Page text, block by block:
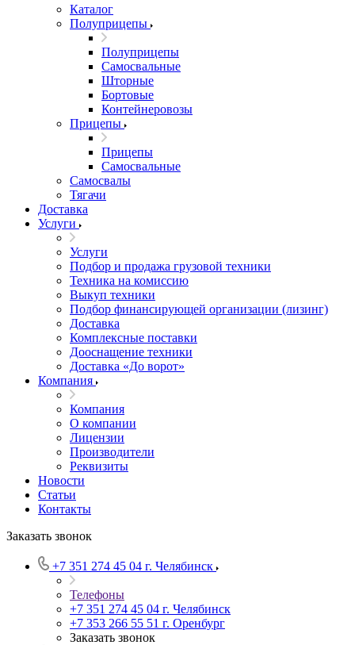
Каталог
Полуприцепы
Полуприцепы
Самосвальные
Шторные
Бортовые
Контейнеровозы
Прицепы
Прицепы
Самосвальные
Самосвалы
Тягачи
Доставка
Услуги
Услуги
Подбор и продажа грузовой техники
Техника на комиссию
Выкуп техники
Подбор финансирующей организации (лизинг)
Доставка
Комплексные поставки
Дооснащение техники
Доставка «До ворот»
Компания
Компания
О компании
Лицензии
Производители
Реквизиты
Новости
Статьи
Контакты
Заказать звонок
+7 351 274 45 04 г. Челябинск
Телефоны
+7 351 274 45 04 г. Челябинск
+7 353 266 55 51 г. Оренбург
Заказать звонок